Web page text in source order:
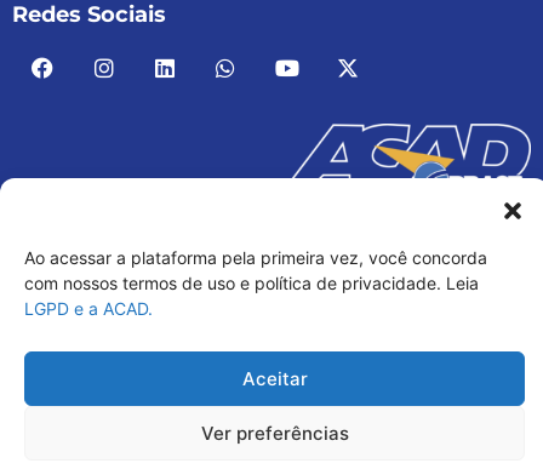
Ao acessar a plataforma pela primeira vez, você concorda
com nossos termos de uso e política de privacidade. Leia
LGPD e a ACAD.
Aceitar
Ver preferências
Redes Sociais
ACAD BRASIL – ASSOCIAÇÃO BRASILEIRA DE
ACADEMIAS
03.482.052.0001-30